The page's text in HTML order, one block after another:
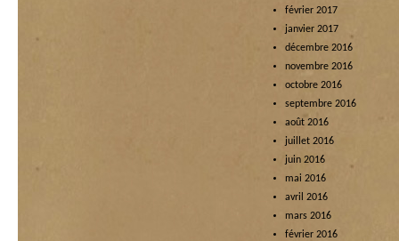
février 2017
janvier 2017
décembre 2016
novembre 2016
octobre 2016
septembre 2016
août 2016
juillet 2016
juin 2016
mai 2016
avril 2016
mars 2016
février 2016